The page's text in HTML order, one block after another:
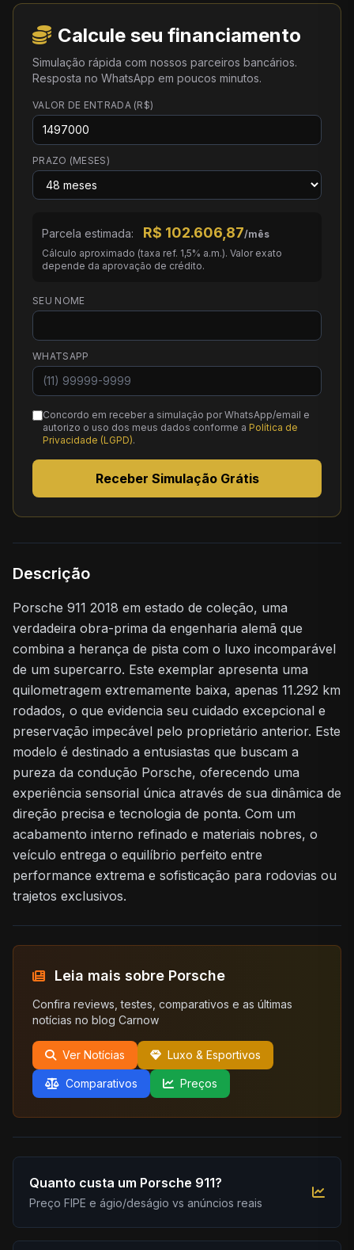
Calcule seu financiamento
Simulação rápida com nossos parceiros bancários.
Resposta no WhatsApp em poucos minutos.
VALOR DE ENTRADA (R$)
PRAZO (MESES)
Parcela estimada: R$ 102.606,87/mês
Cálculo aproximado (taxa ref. 1,5% a.m.). Valor exato
depende da aprovação de crédito.
SEU NOME
WHATSAPP
Concordo em receber a simulação por WhatsApp/email e
autorizo o uso dos meus dados conforme a Política de
Privacidade (LGPD).
Receber Simulação Grátis
Descrição
Porsche 911 2018 em estado de coleção, uma
verdadeira obra-prima da engenharia alemã que
combina a herança de pista com o luxo incomparável
de um supercarro. Este exemplar apresenta uma
quilometragem extremamente baixa, apenas 11.292 km
rodados, o que evidencia seu cuidado excepcional e
preservação impecável pelo proprietário anterior. Este
modelo é destinado a entusiastas que buscam a
pureza da condução Porsche, oferecendo uma
experiência sensorial única através de sua dinâmica de
direção precisa e tecnologia de ponta. Com um
acabamento interno refinado e materiais nobres, o
veículo entrega o equilíbrio perfeito entre
performance extrema e sofisticação para rodovias ou
trajetos exclusivos.
Leia mais sobre Porsche
Confira reviews, testes, comparativos e as últimas
notícias no blog Carnow
Ver Notícias Luxo & Esportivos
Comparativos Preços
Quanto custa um Porsche 911?
Preço FIPE e ágio/deságio vs anúncios reais